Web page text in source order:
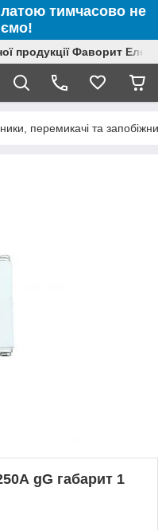
тимчасово не
продукції Фаворит
перемикачі та
gG габарит 1